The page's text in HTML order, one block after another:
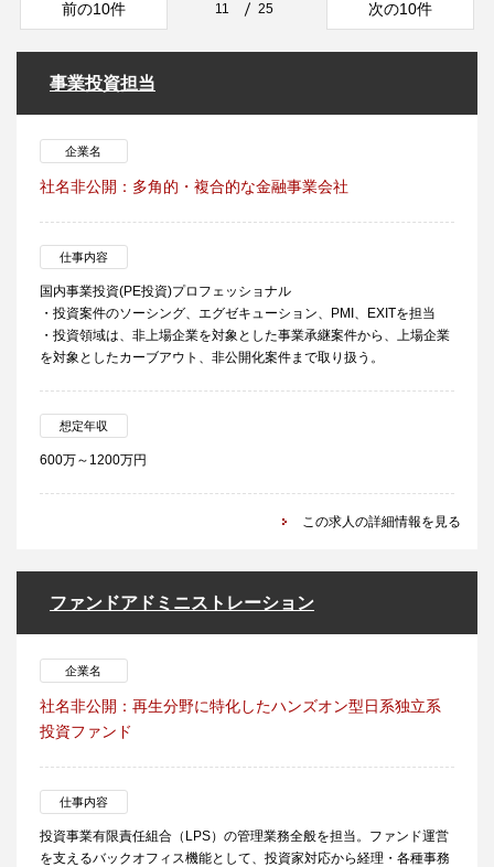
前の10件 11 25 次の10件
事業投資担当
企業名
社名非公開：多角的・複合的な金融事業会社
仕事内容
国内事業投資(PE投資)プロフェッショナル
・投資案件のソーシング、エグゼキューション、PMI、EXITを担当
・投資領域は、非上場企業を対象とした事業承継案件から、上場企業
を対象としたカーブアウト、非公開化案件まで取り扱う。
想定年収
600万～1200万円
この求人の詳細情報を見る
ファンドアドミニストレーション
企業名
社名非公開：再生分野に特化したハンズオン型日系独立系
投資ファンド
仕事内容
投資事業有限責任組合（LPS）の管理業務全般を担当。ファンド運営
を支えるバックオフィス機能として、投資家対応から経理・各種事務